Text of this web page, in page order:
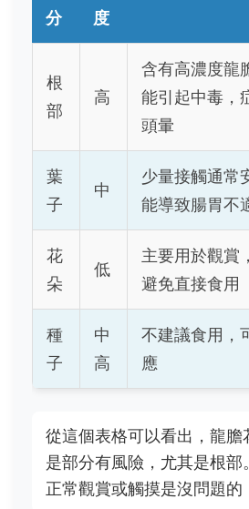
分 度
根
部
高
含有高濃度龍
能引起中毒，
頭暈
葉
子
中
少量接觸通常
能導致腸胃不
花
朵
低
主要用於觀賞
避免直接食用
種
子
中
高
不建議食用，
應
從這個表格可以看出，龍膽
是部分有風險，尤其是根部
正常觀賞或觸摸是沒問題的